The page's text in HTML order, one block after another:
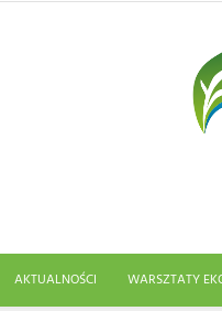
AKTUALNOŚCI WARSZTATY